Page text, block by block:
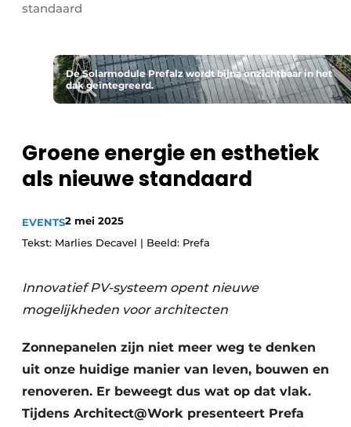
standaard
De Solarmodule Prefalz wordt bijna onzichtbaar in het
dak geïntegreerd.
Groene energie en esthetiek
als nieuwe standaard
EVENTS2 mei 2025
Tekst: Marlies Decavel | Beeld: Prefa
Innovatief PV-systeem opent nieuwe
mogelijkheden voor architecten
Zonnepanelen zijn niet meer weg te denken
uit onze huidige manier van leven, bouwen en
renoveren. Er beweegt dus wat op dat vlak.
Tijdens Architect@Work presenteert Prefa